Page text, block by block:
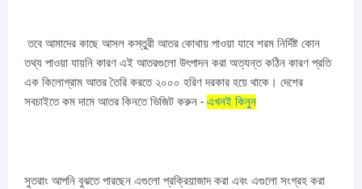
তবে আমাদের কাছে আসল কস্তুরী আতর কোথায় পাওয়া যাবে শরম নির্দিষ্ট কোন
তথ্য পাওয়া যায়নি কারণ এই আতরগুলো উৎপাদন করা অত্যন্ত কঠিন কারণ প্রতি
এক কিলোগ্রাম আতর তৈরি করতে ২০০০ হরিণ দরকার হয়ে থাকে। দেশের
সবচাইতে কম দামে আতর কিনতে ভিজিট করুন - এখনই কিনুন
সুতরাং আপনি বুঝতে পারছেন এগুলো প্রক্রিয়াজাদ করা এবং এগুলো সংগ্রহ করা